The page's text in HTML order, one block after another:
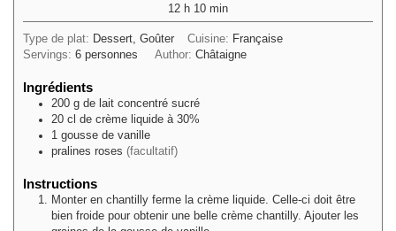
12heures
h 10minutes
min
Type de plat: Dessert, Goûter Cuisine: Française
Servings: 6 personnes Author:Châtaigne
Ingrédients
200 g de lait concentré sucré
20 cl de crème liquide à 30%
1 gousse de vanille
pralines roses (facultatif)
Instructions
Monter en chantilly ferme la crème liquide. Celle-ci doit être
bien froide pour obtenir une belle crème chantilly. Ajouter les